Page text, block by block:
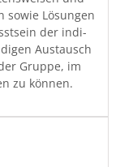
sowie Lösun­gen
der indi­
Aus­tausch
Gruppe, im
zu können.